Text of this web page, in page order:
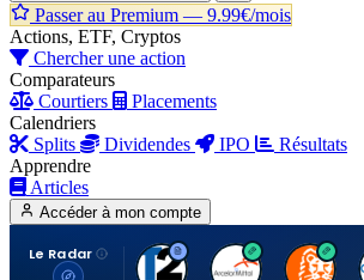
Passer au Premium — 9.99€/mois
Actions, ETF, Cryptos
Chercher une action
Comparateurs
Courtiers
Placements
Calendriers
Splits
Dividendes IPO
Résultats
Apprendre
Articles
Accéder à mon compte
Le Radar
T A I